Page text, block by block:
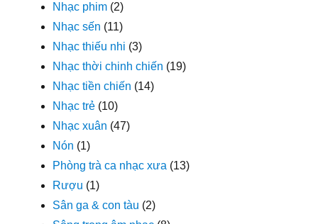
Nhạc phim (2)
Nhạc sến (11)
Nhạc thiếu nhi (3)
Nhạc thời chinh chiến (19)
Nhạc tiền chiến (14)
Nhạc trẻ (10)
Nhạc xuân (47)
Nón (1)
Phòng trà ca nhạc xưa (13)
Rượu (1)
Sân ga & con tàu (2)